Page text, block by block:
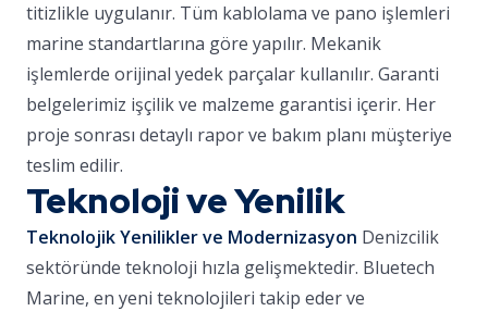
titizlikle uygulanır. Tüm kablolama ve pano işlemleri
marine standartlarına göre yapılır. Mekanik
işlemlerde orijinal yedek parçalar kullanılır. Garanti
belgelerimiz işçilik ve malzeme garantisi içerir. Her
proje sonrası detaylı rapor ve bakım planı müşteriye
teslim edilir.
Teknoloji ve Yenilik
Teknolojik Yenilikler ve Modernizasyon Denizcilik
sektöründe teknoloji hızla gelişmektedir. Bluetech
Marine, en yeni teknolojileri takip eder ve